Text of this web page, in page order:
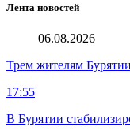
Лента новостей
06.08.2026
Трем жителям
17:55
В Бурятии